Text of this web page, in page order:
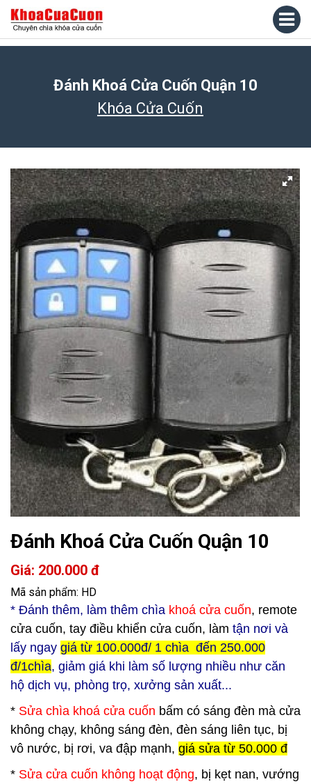
Đánh Khoá Cửa Cuốn Quận 10
Khóa Cửa Cuốn
Đánh Khoá Cửa Cuốn Quận 10
Giá: 200.000 đ
Mã sản phẩm: HD
* Đánh thêm, làm thêm chìa khoá cửa cuốn, remote
cửa cuốn, tay điều khiển cửa cuốn, làm tận nơi và
lấy ngay giá từ 100.000đ/ 1 chìa đến 250.000
đ/1chìa, giảm giá khi làm số lượng nhiều như căn
hộ dịch vụ, phòng trọ, xưởng sản xuất...
* Sửa chìa khoá cửa cuốn bấm có sáng đèn mà cửa
không chạy, không sáng đèn, đèn sáng liên tục, bị
vô nước, bị rơi, va đập mạnh, giá sửa từ 50.000 đ
* Sửa cửa cuốn không hoạt động, bị kẹt nan, vướng